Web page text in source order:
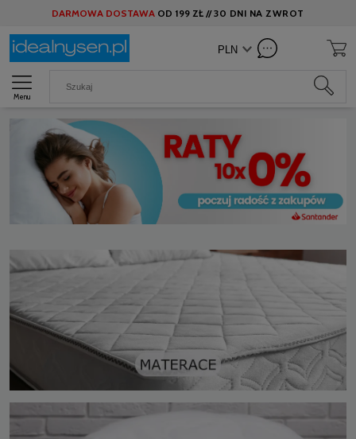
DARMOWA DOSTAWA OD 199 ZŁ //30 DNI NA ZWROT
Menu